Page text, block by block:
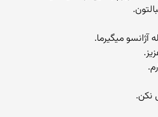
آژانسو ميگيرما.
نكن.